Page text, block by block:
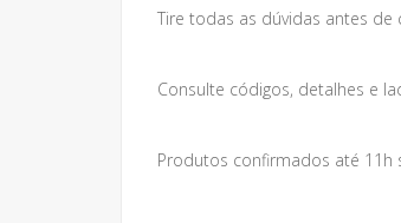
Tire todas as dúvidas antes de
Consulte códigos, detalhes e
Produtos confirmados até 11h